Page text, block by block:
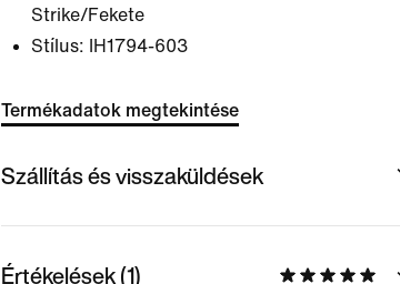
Strike/Fekete
Stílus:
IH1794-603
Termékadatok megtekintése
Szállítás és visszaküldések
Értékelések (1)